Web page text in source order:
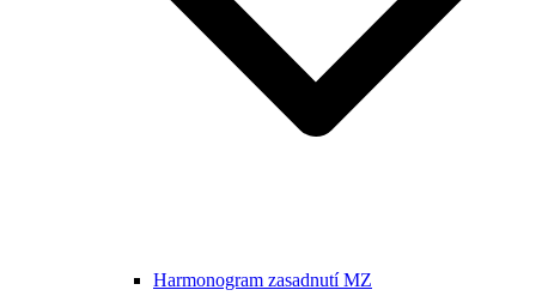
Harmonogram zasadnutí MZ